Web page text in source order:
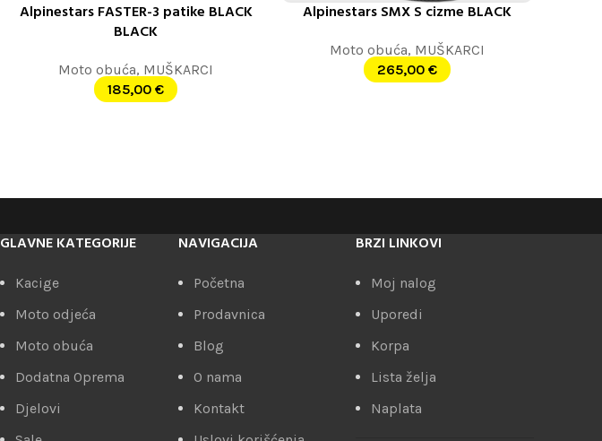
ODABERITE OPCIJE
Alpinestars FASTER-3 patike BLACK
BLACK
Moto obuća, MUŠKARCI
185,00 €
ODABERITE OPCIJE
Alpinestars SMX S cizme BLACK
Moto obuća, MUŠKARCI
265,00 €
GLAVNE KATEGORIJE
Kacige
Moto odjeća
Moto obuća
Dodatna Oprema
Djelovi
NAVIGACIJA
Početna
Prodavnica
Blog
O nama
Kontakt
BRZI LINKOVI
Moj nalog
Uporedi
Korpa
Lista želja
Naplata